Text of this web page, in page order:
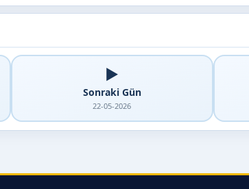
▶️
Sonraki Gün
22-05-2026